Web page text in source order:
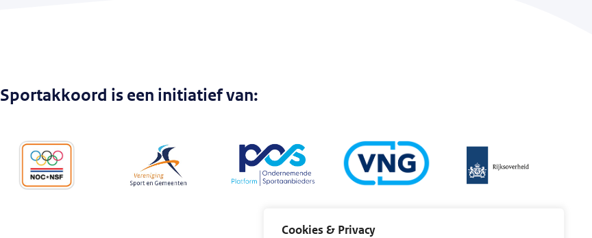
Cookies & Privacy
Sportakkoord is een initiatief van: